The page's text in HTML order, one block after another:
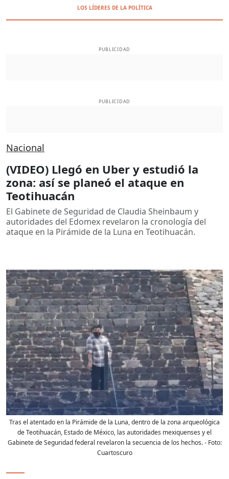
LOS LÍDERES DE LA POLÍTICA
PUBLICIDAD
PUBLICIDAD
Nacional
(VIDEO) Llegó en Uber y estudió la
zona: así se planeó el ataque en
Teotihuacán
El Gabinete de Seguridad de Claudia Sheinbaum y
autoridades del Edomex revelaron la cronología del
ataque en la Pirámide de la Luna en Teotihuacán.
Tras el atentado en la Pirámide de la Luna, dentro de la zona arqueológica
de Teotihuacán, Estado de México, las autoridades mexiquenses y el
Gabinete de Seguridad federal revelaron la secuencia de los hechos.- Foto:
Cuartoscuro